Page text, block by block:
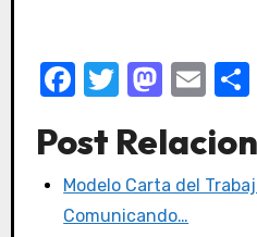
Facebook
Twitter
Post
Modelo Carta del
Comunicando…